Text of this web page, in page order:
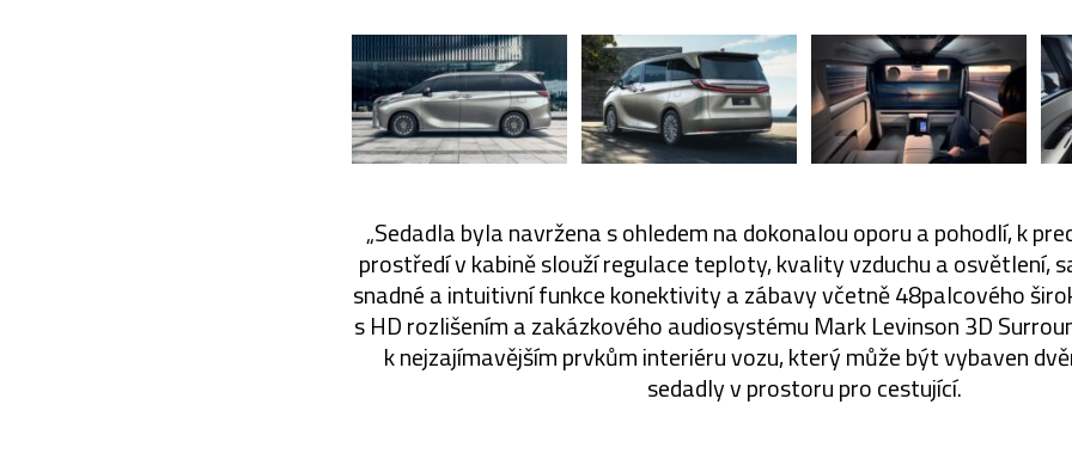
„Sedadla byla navržena s ohledem na dokonalou oporu a pohodlí, k
prostředí v kabině slouží regulace teploty, kvality vzduchu a osvětlení,
snadné a intuitivní funkce konektivity a zábavy včetně 48palcového
s HD rozlišením a zakázkového audiosystému Mark Levinson 3D
k nejzajímavějším prvkům interiéru vozu, který může být vybaven
sedadly v prostoru pro cestující.